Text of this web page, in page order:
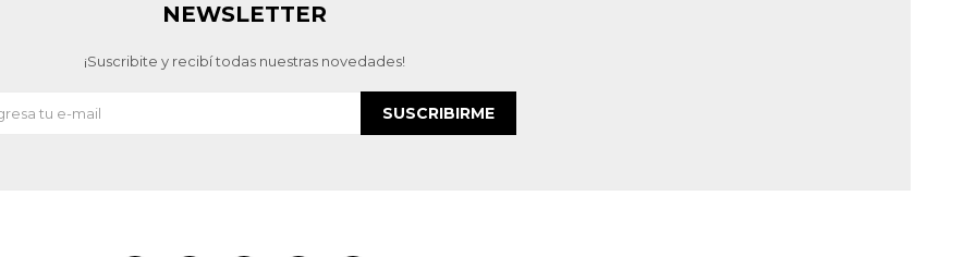
NEWSLETTER
¡Suscribite y recibí todas nuestras novedades!
SUSCRIBIRME